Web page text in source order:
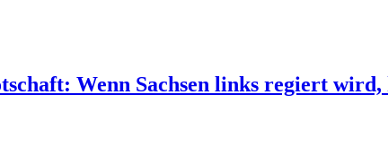
Wenn Sachsen links regiert